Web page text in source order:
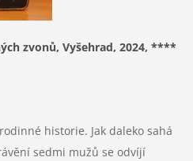
zvonů, Vyšehrad, 2024, ****
historie. Jak daleko sahá
sedmi mužů se odvíjí